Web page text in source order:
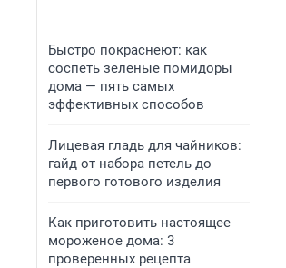
Быстро покраснеют: как
соспеть зеленые помидоры
дома — пять самых
эффективных способов
Лицевая гладь для чайников:
гайд от набора петель до
первого готового изделия
Как приготовить настоящее
мороженое дома: 3
проверенных рецепта